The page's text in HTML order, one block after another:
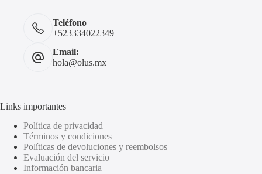
Teléfono
+523334022349
Email:
hola@olus.mx
Links importantes
Política de privacidad
Términos y condiciones
Políticas de devoluciones y reembolsos
Evaluación del servicio
Información bancaria